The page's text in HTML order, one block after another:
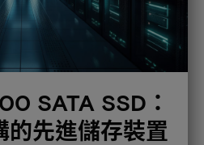
SATA SSD：
的先進儲存裝置